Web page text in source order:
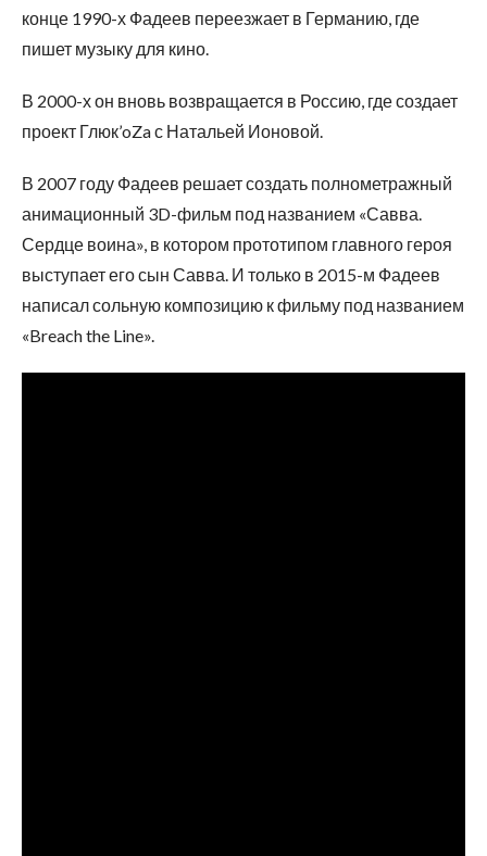
конце 1990-х Фадеев переезжает в Германию, где
пишет музыку для кино.
В 2000-х он вновь возвращается в Россию, где создает
проект Глюк’oZa с Натальей Ионовой.
В 2007 году Фадеев решает создать полнометражный
анимационный 3D-фильм под названием «Савва.
Сердце воина», в котором прототипом главного героя
выступает его сын Савва. И только в 2015-м Фадеев
написал сольную композицию к фильму под названием
«Breach the Line».